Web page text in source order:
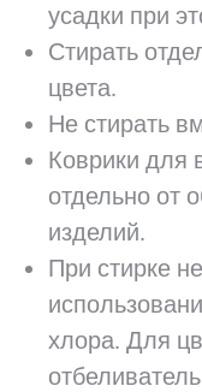
усадки при
Стирать
цвета.
Не стирать
Коврики для
отдельно от
изделий.
При стирке
хлора. Для